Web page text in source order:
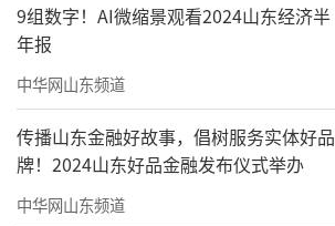
9组数字！AI微缩景观看2024山东经济半
年报
中华网山东频道
传播山东金融好故事，倡树服务实体好品
牌！2024山东好品金融发布仪式举办
中华网山东频道